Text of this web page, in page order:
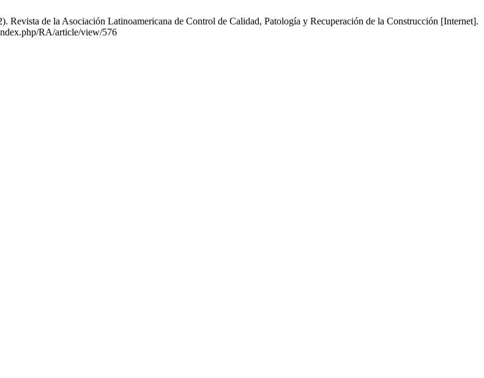
de la Asociación Latinoamericana de Control de Calidad, Patología y Recuperación de la Construcción [Internet].
RA/article/view/576